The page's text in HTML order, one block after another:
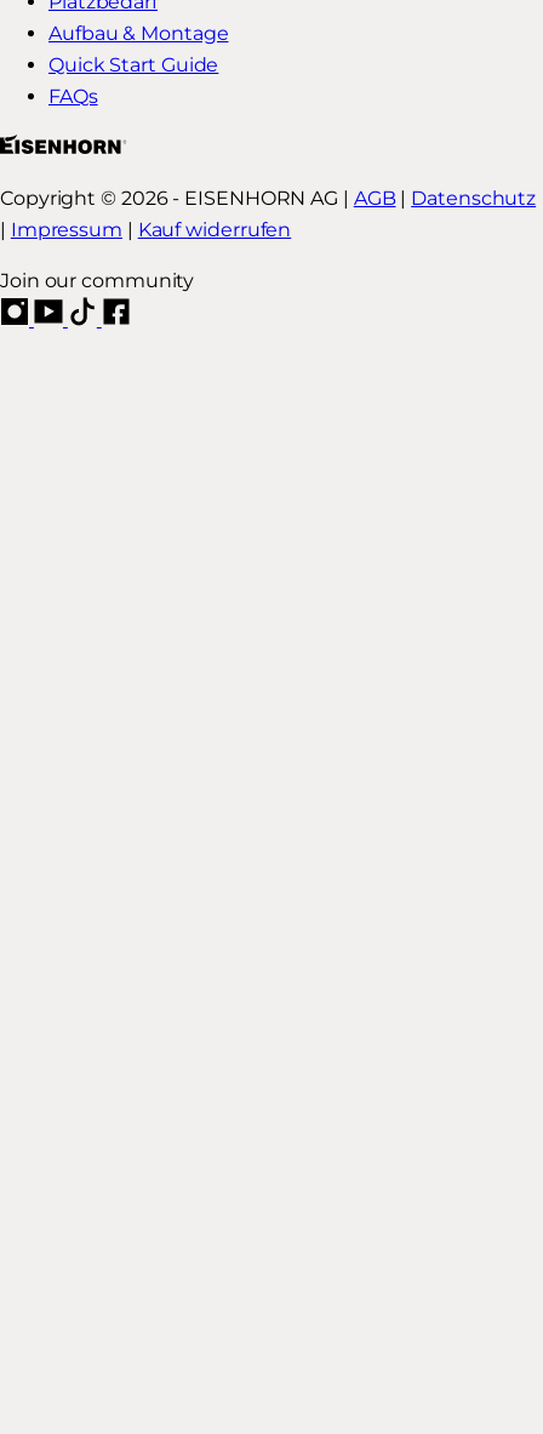
Aufbau & Montage
Quick Start Guide
FAQs
Copyright © 2026 - EISENHORN AG | AGB| Datenschutz
| Impressum | Kauf widerrufen
Join our community